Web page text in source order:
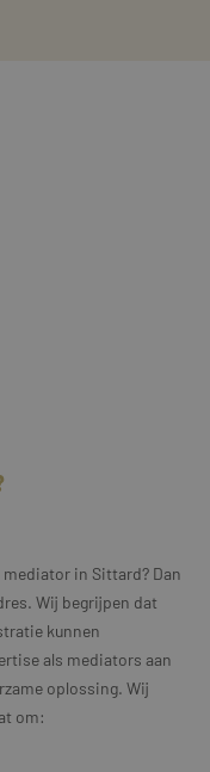
mediator in Sittard? Dan
Wij begrijpen dat
kunnen
als mediators aan
oplossing. Wij
om: